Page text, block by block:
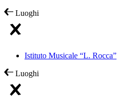
Luoghi
Istituto Musicale “L. Rocca”
Luoghi